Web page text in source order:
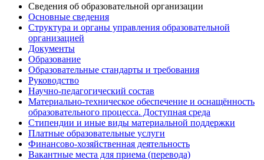
Сведения об образовательной организации
Основные сведения
Структура и органы управления образовательной
организацией
Документы
Образование
Образовательные стандарты и требования
Руководство
Научно-педагогический состав
Материально-техническое обеспечение и оснащённость
образовательного процесса. Доступная среда
Стипендии и иные виды материальной поддержки
Платные образовательные услуги
Финансово-хозяйственная деятельность
Вакантные места для приема (перевода)